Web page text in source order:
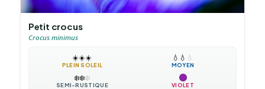
Petit crocus
Crocus minimus
☀️☀️☀️
PLEIN SOLEIL
💧 💧 💧
MOYEN
❄️❄️❄️
SEMI-RUSTIQUE VIOLET